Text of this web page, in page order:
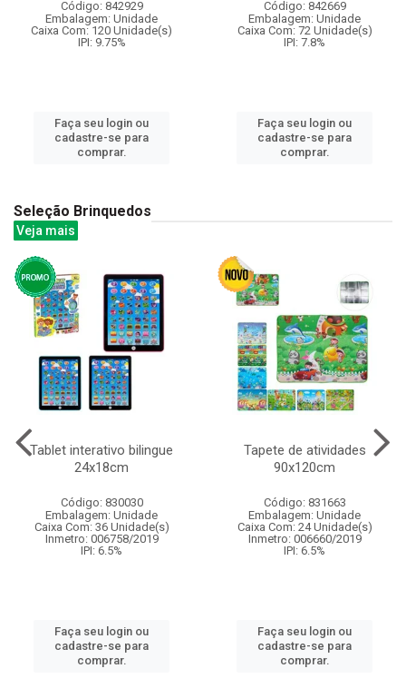
Código: 842929
Embalagem: Unidade
Caixa Com: 120 Unidade(s)
IPI: 9.75%
Faça seu login ou
cadastre-se para
comprar.
Código: 842669
Embalagem: Unidade
Caixa Com: 72 Unidade(s)
IPI: 7.8%
Faça seu login ou
cadastre-se para
comprar.
Seleção Brinquedos
Veja mais
Tablet interativo bilingue
24x18cm
Código: 830030
Embalagem: Unidade
Caixa Com: 36 Unidade(s)
Inmetro: 006758/2019
IPI: 6.5%
Faça seu login ou
cadastre-se para
comprar.
Tapete de atividades
90x120cm
Código: 831663
Embalagem: Unidade
Caixa Com: 24 Unidade(s)
Inmetro: 006660/2019
IPI: 6.5%
Faça seu login ou
cadastre-se para
comprar.